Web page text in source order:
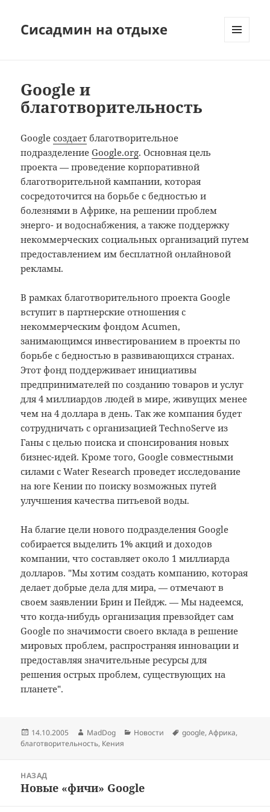
Сисадмин на отдыхе
Google и
благотворительность
Googleсоздает благотворительное
подразделениеGoogle.org. Основная цель
проекта — проведение корпоративной
благотворительной кампании, которая
сосредоточится на борьбе с бедностью и
болезнями в Африке, на решении проблем
энерго- и водоснабжения, а также поддержку
некоммерческих социальных организаций путем
предоставлением им бесплатной онлайновой
рекламы.
В рамках благотворительного проекта Google
вступит в партнерские отношения с
некоммерческим фондом Acumen,
занимающимся инвестированием в проекты по
борьбе с бедностью в развивающихся странах.
Этот фонд поддерживает инициативы
предпринимателей по созданию товаров и услуг
для 4 миллиардов людей в мире, живущих менее
чем на 4 доллара в день. Так же компания будет
сотрудничать с организацией ТechnoServe из
Ганы с целью поиска и спонсирования новых
бизнес-идей. Кроме того, Google совместными
силами с Water Research проведет исследование
на юге Кении по поиску возможных путей
улучшения качества питьевой воды.
На благие цели нового подразделения Google
собирается выделить 1% акций и доходов
компании, что составляет около 1 миллиарда
долларов. "Мы хотим создать компанию, которая
делает добрые дела для мира, — отмечают в
своем заявлении Брин и Пейдж. — Мы надеемся,
что когда-нибудь организация превзойдет сам
Google по значимости своего вклада в решение
мировых проблем, распространяя инновации и
предоставляя значительные ресурсы для
решения острых проблем, существующих на
планете".
Опубликовано
14.10.2005 Автор
MadDog Рубрики
Новости Метки
google,Африка,
благотворительность, Кения
записям
НАЗАД
Предыдущая
Новые «фичи» Google